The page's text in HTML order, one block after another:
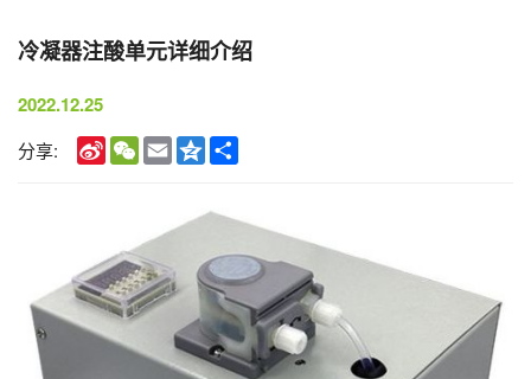
冷凝器注酸单元详细介绍
2022.12.25
分享: Sina
Weibo
WeChat
EmailQzone